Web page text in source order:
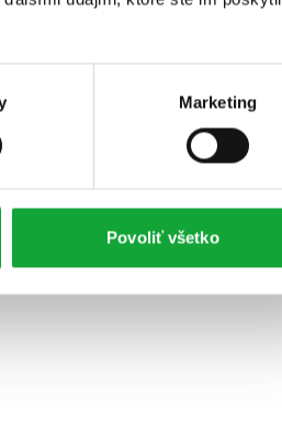
Marketing
Povoliť všetko